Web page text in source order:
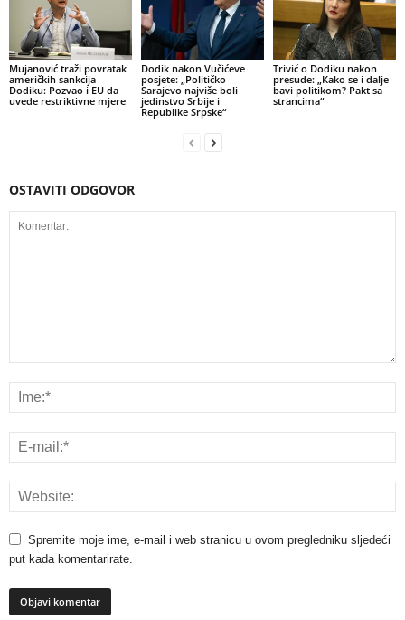
Mujanović traži povratak
američkih sankcija
Dodiku: Pozvao i EU da
uvede restriktivne mjere
Dodik nakon Vučićeve
posjete: „Političko
Sarajevo najviše boli
jedinstvo Srbije i
Republike Srpske“
Trivić o Dodiku nakon
presude: „Kako se i dalje
bavi politikom? Pakt sa
strancima“
OSTAVITI ODGOVOR
Spremite moje ime, e-mail i web stranicu u ovom pregledniku sljedeći
put kada komentarirate.